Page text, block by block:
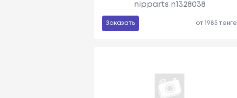
nipparts n1328038
Заказать от 1985 тенге